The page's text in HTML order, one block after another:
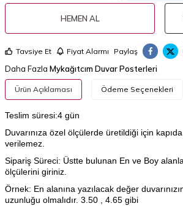
HEMEN AL
Tavsiye Et Fiyat Alarmı Paylaş
Daha Fazla Mykağıtcım Duvar Posterleri
Ürün Açıklaması Ödeme Seçenekleri
Teslim süresi:4 gün
Duvarınıza özel ölçülerde üretildiği için
verilemez.
Sipariş Süreci: Üstte bulunan En ve Boy
ölçülerini giriniz.
Örnek: En alanına yazılacak değer
uzunluğu olmalıdır. 3.50 , 4.65 gibi